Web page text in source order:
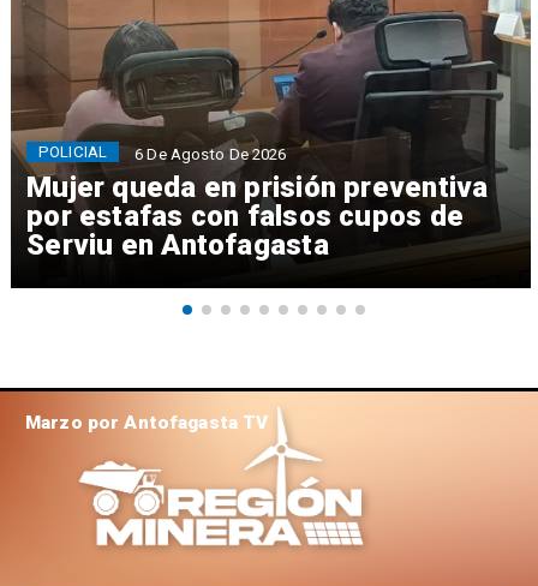
Mujer queda en prisión preventiva
por estafas con falsos cupos de
Serviu en Antofagasta
POLICIAL 6 De Agosto De 2026
Marzo por Antofagasta TV